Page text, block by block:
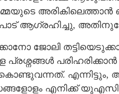
അരികിലെത്താൻ ഒരു
ആഗ്രഹിച്ചു,
ജോലി
പ്രശ്നങ്ങൾ
എന്നിട്ടും,
എനിക്ക്